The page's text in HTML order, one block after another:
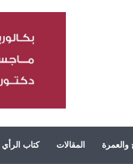
والعمرة المقالات كتاب الرأي